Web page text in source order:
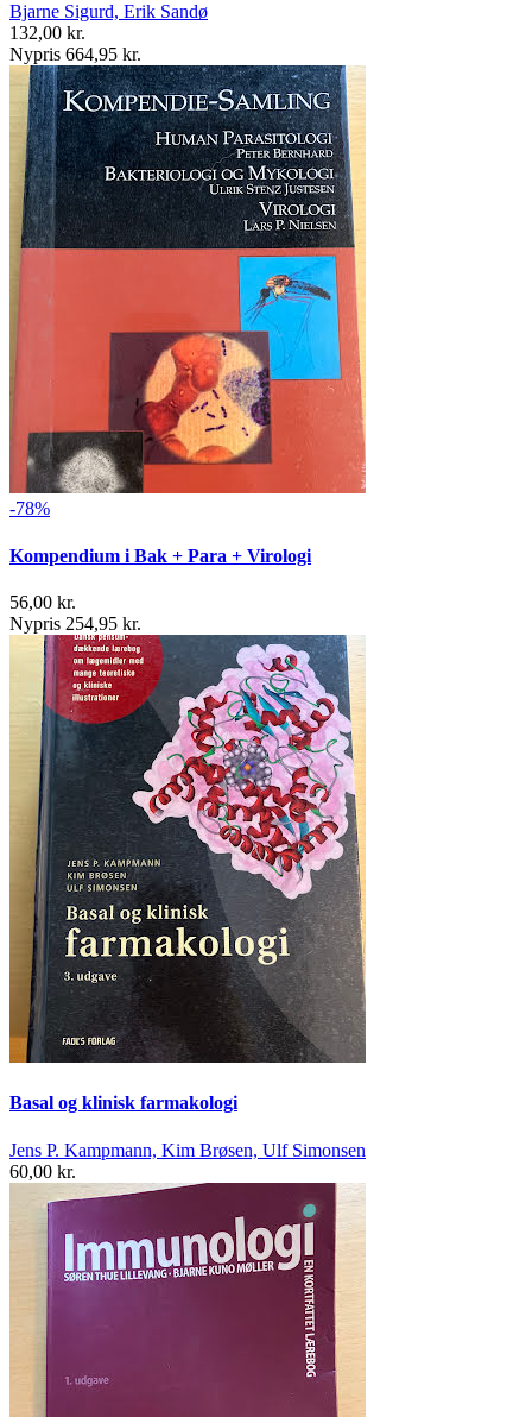
Bjarne Sigurd, Erik Sandø
132,00 kr.
Nypris 664,95 kr.
-78%
Kompendium i Bak + Para + Virologi
56,00 kr.
Nypris 254,95 kr.
Basal og klinisk farmakologi
Jens P. Kampmann, Kim Brøsen, Ulf Simonsen
60,00 kr.